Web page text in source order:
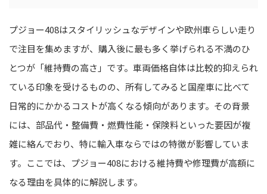
プジョー408はスタイリッシュなデザインや欧州車らしい走り
で注目を集めますが、購入後に最も多く挙げられる不満のひ
とつが「維持費の高さ」です。車両価格自体は比較的抑えられ
ている印象を受けるものの、所有してみると国産車に比べて
日常的にかかるコストが高くなる傾向があります。その背景
には、部品代・整備費・燃費性能・保険料といった要因が複
雑に絡んでおり、特に輸入車ならではの特徴が影響していま
す。ここでは、プジョー408における維持費や修理費が高額に
なる理由を具体的に解説します。